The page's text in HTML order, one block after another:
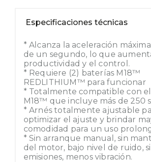
Especificaciones técnicas
* Alcanza la aceleración
de un segundo, lo que
productividad y el control.
* Requiere (2) baterías M18™
REDLITHIUM™ para funcionar
* Totalmente compatible con el
M18™ que incluye más de 250
* Arnés totalmente ajustable
optimizar el ajuste y brindar
comodidad para un uso
* Sin arranque manual, sin
del motor, bajo nivel de ruido,
emisiones, menos vibración.